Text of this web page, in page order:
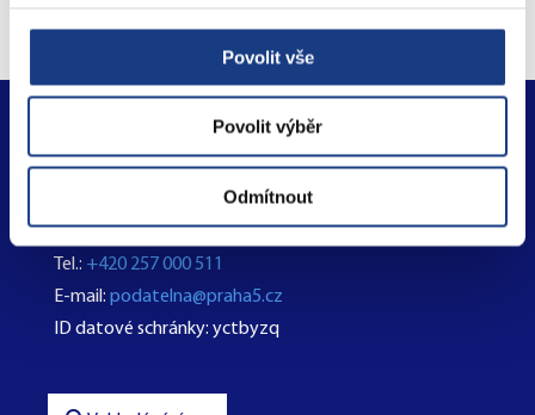
Povolit vše
Povolit výběr
Odmítnout
Městská část Praha 5
Tel.: +420 257 000 511
E-mail: podatelna@praha5.cz
ID datové schránky: yctbyzq